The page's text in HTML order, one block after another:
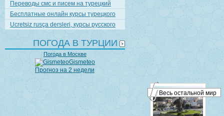
Переводы смс и писем на турецкий
Бесплатные онлайн курсы турецкого
Ucretsiz rusça dersleri, курсы русского
ПОГОДА В ТУРЦИИ
Погода в Москве
Gismeteo
Прогноз на 2 недели
Весь остальной мир